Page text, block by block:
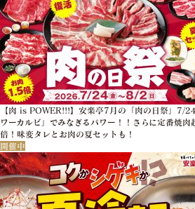
【肉 is POWER!!!】安楽亭7月の「肉の日祭」7/
ワーカルビ」でみなぎるパワー！！さらに定番焼
倍！味変タレとお肉の夏セットも！
開催中